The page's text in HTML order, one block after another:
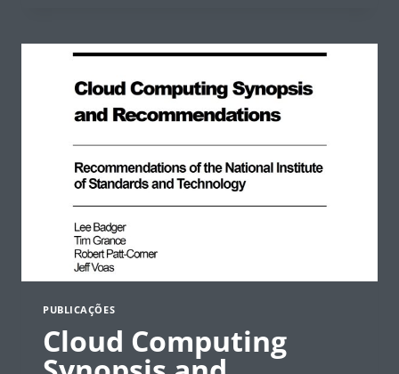
–
NIST
PUBLICAÇÕES
Cloud Computing